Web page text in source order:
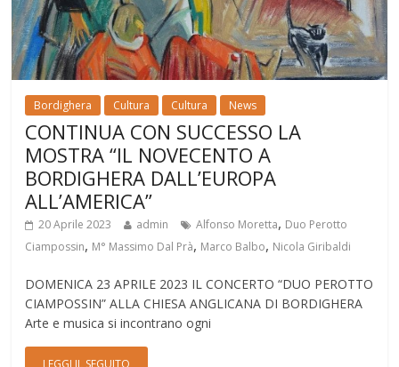
Bordighera Cultura Cultura News
CONTINUA CON SUCCESSO LA
MOSTRA “IL NOVECENTO A
BORDIGHERA DALL’EUROPA
ALL’AMERICA”
20 Aprile 2023 admin Alfonso Moretta, Duo Perotto
Ciampossin, M° Massimo Dal Prà, Marco Balbo, Nicola Giribaldi
DOMENICA 23 APRILE 2023 IL CONCERTO “DUO PEROTTO
CIAMPOSSIN” ALLA CHIESA ANGLICANA DI BORDIGHERA
Arte e musica si incontrano ogni